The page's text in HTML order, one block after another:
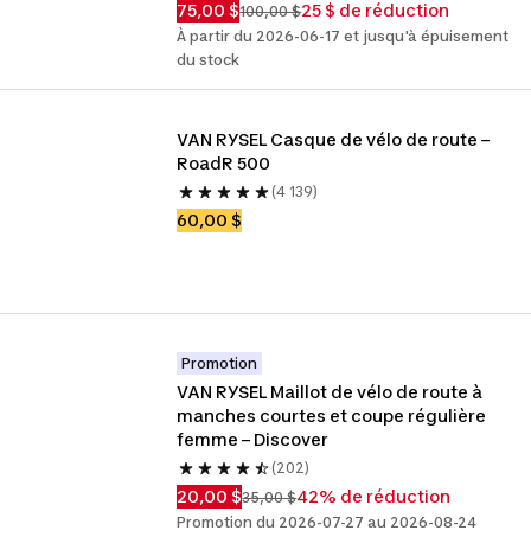
75,00 $100,00 $25 $ de réduction
À partir du 2026-06-17 et jusqu'à épuisement
du stock
VAN RYSEL Casque de vélo de route –
RoadR 500
(4 139)
60,00 $
Promotion
VAN RYSEL Maillot de vélo de route à
manches courtes et coupe régulière
femme – Discover
(202)
20,00 $35,00 $42% de réduction
Promotion du 2026-07-27 au 2026-08-24